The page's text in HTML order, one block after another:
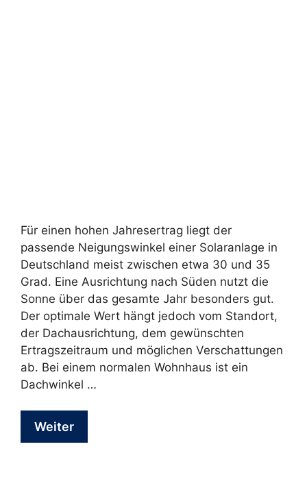
Für einen hohen Jahresertrag liegt der
passende Neigungswinkel einer Solaranlage in
Deutschland meist zwischen etwa 30 und 35
Grad. Eine Ausrichtung nach Süden nutzt die
Sonne über das gesamte Jahr besonders gut.
Der optimale Wert hängt jedoch vom Standort,
der Dachausrichtung, dem gewünschten
Ertragszeitraum und möglichen Verschattungen
ab. Bei einem normalen Wohnhaus ist ein
Dachwinkel …
Weiter